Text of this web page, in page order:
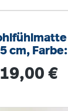
cm,
Regulärer
19,00 €